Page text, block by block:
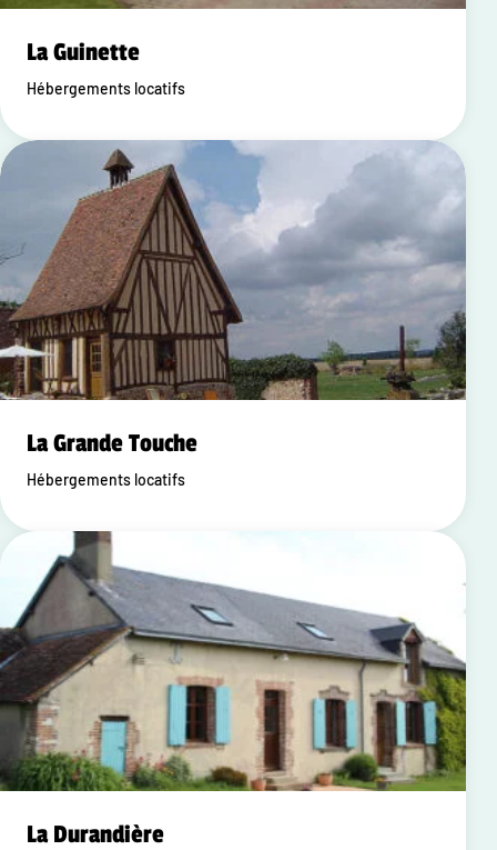
La Guinette
Hébergements locatifs
La Grande Touche
Hébergements locatifs
La Durandière